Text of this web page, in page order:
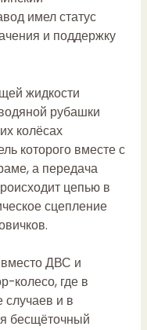
имел статус
и поддержку
жидкости
рубашки
колёсах
которого вместе с
а передача
цепью в
сцепление
ДВС и
колесо, где в
случаев и в
бесщёточный